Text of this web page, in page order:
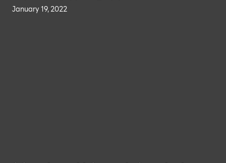
January 19, 2022